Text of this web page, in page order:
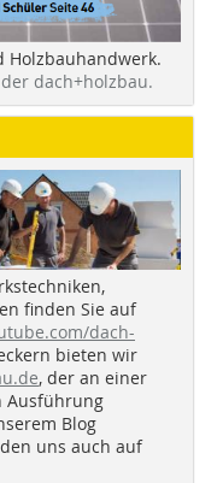
Holzbauhandwerk.
dach+holzbau.
finden Sie auf
dach-
bieten wir
, der an einer
Ausführung
Blog
uns auch auf